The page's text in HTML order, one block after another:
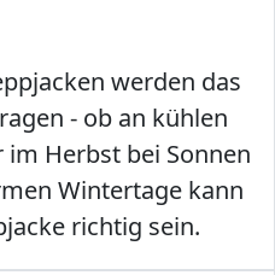
werden das
- ob an kühlen
Herbst bei Sonnen
Wintertage kann
richtig sein.